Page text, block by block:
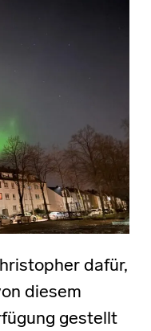
dafür,
diesem
gestellt